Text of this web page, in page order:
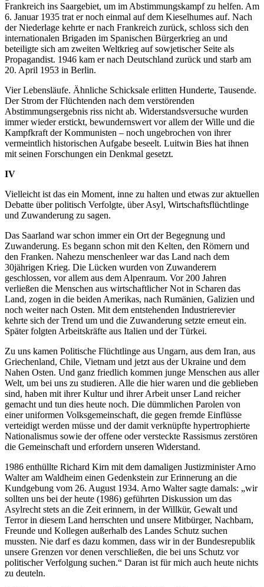
Frankreich ins Saargebiet, um im Abstimmungskampf zu helfen. Am
6. Januar 1935 trat er noch einmal auf dem Kieselhumes auf. Nach
der Niederlage kehrte er nach Frankreich zurück, schloss sich den
internationalen Brigaden im Spanischen Bürgerkrieg an und
beteiligte sich am zweiten Weltkrieg auf sowjetischer Seite als
Propagandist. 1946 kam er nach Deutschland zurück und starb am
20. April 1953 in Berlin.
Vier Lebensläufe. Ähnliche Schicksale erlitten Hunderte, Tausende.
Der Strom der Flüchtenden nach dem verstörenden
Abstimmungsergebnis riss nicht ab. Widerstandsversuche wurden
immer wieder erstickt, bewundernswert vor allem der Wille und die
Kampfkraft der Kommunisten – noch ungebrochen von ihrer
vermeintlich historischen Aufgabe beseelt. Luitwin Bies hat ihnen
mit seinen Forschungen ein Denkmal gesetzt.
IV
Vielleicht ist das ein Moment, inne zu halten und etwas zur aktuellen
Debatte über politisch Verfolgte, über Asyl, Wirtschaftsflüchtlinge
und Zuwanderung zu sagen.
Das Saarland war schon immer ein Ort der Begegnung und
Zuwanderung. Es begann schon mit den Kelten, den Römern und
den Franken. Nahezu menschenleer war das Land nach dem
30jährigen Krieg. Die Lücken wurden von Zuwanderern
geschlossen, vor allem aus dem Alpenraum. Vor 200 Jahren
verließen die Menschen aus wirtschaftlicher Not in Scharen das
Land, zogen in die beiden Amerikas, nach Rumänien, Galizien und
noch weiter nach Osten. Mit dem entstehenden Industrierevier
kehrte sich der Trend um und die Zuwanderung setzte erneut ein.
Später folgten Arbeitskräfte aus Italien und der Türkei.
Zu uns kamen Politische Flüchtlinge aus Ungarn, aus dem Iran, aus
Griechenland, Chile, Vietnam und jetzt aus der Ukraine und dem
Nahen Osten. Und ganz friedlich kommen junge Menschen aus aller
Welt, um bei uns zu studieren. Alle die hier waren und die geblieben
sind, haben mit ihrer Kultur und ihrer Arbeit unser Land reicher
gemacht und tun dies heute noch. Die dümmlichen Parolen von
einer uniformen Volksgemeinschaft, die gegen fremde Einflüsse
verteidigt werden müsse und der damit verknüpfte hypertrophierte
Nationalismus sowie der offene oder versteckte Rassismus zerstören
die Gemeinschaft und erfordern unseren Widerstand.
1986 enthüllte Richard Kirn mit dem damaligen Justizminister Arno
Walter am Waldheim einen Gedenkstein zur Erinnerung an die
Kundgebung vom 26. August 1934. Arno Walter sagte damals: „wir
sollten uns bei der heute (1986) geführten Diskussion um das
Asylrecht stets an die Zeit erinnern, in der Willkür, Gewalt und
Terror in diesem Land herrschten und unsere Mitbürger, Nachbarn,
Freunde und Kollegen außerhalb des Landes Schutz suchen
mussten. Nie darf es dazu kommen, dass wir in der Bundesrepublik
unsere Grenzen vor denen verschließen, die bei uns Schutz vor
politischer Verfolgung suchen.“ Daran ist für mich auch heute nichts
zu deuteln.